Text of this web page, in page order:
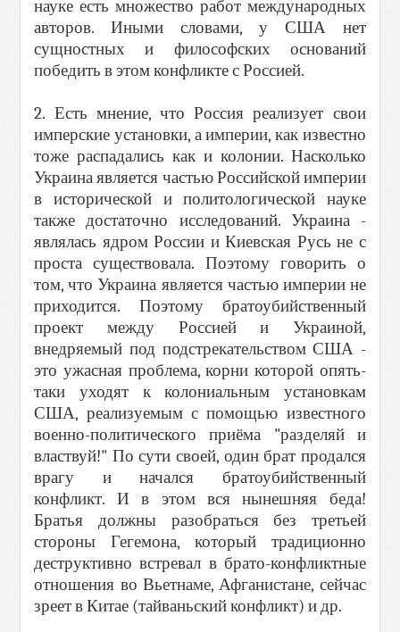
науке есть множество работ международных
авторов. Иными словами, у США нет
сущностных и философских оснований
победить в этом конфликте с Россией.
2. Есть мнение, что Россия реализует свои
имперские установки, а империи, как известно
тоже распадались как и колонии. Насколько
Украина является частью Российской империи
в исторической и политологической науке
также достаточно исследований. Украина -
являлась ядром России и Киевская Русь не с
проста существовала. Поэтому говорить о
том, что Украина является частью империи не
приходится. Поэтому братоубийственный
проект между Россией и Украиной,
внедряемый под подстрекательством США -
это ужасная проблема, корни которой опять-
таки уходят к колониальным установкам
США, реализуемым с помощью известного
военно-политического приёма "разделяй и
властвуй!" По сути своей, один брат продался
врагу и начался братоубийственный
конфликт. И в этом вся нынешняя беда!
Братья должны разобраться без третьей
стороны Гегемона, который традиционно
деструктивно встревал в брато-конфликтные
отношения во Вьетнаме, Афганистане, сейчас
зреет в Китае (тайваньский конфликт) и др.